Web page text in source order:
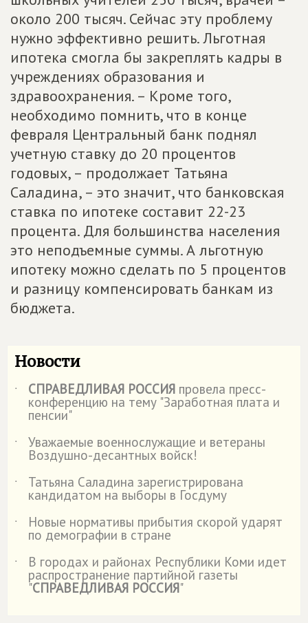
около 200 тысяч. Сейчас эту проблему
нужно эффективно решить. Льготная
ипотека смогла бы закреплять кадры в
учреждениях образования и
здравоохранения. – Кроме того,
необходимо помнить, что в конце
февраля Центральный банк поднял
учетную ставку до 20 процентов
годовых, – продолжает Татьяна
Саладина, – это значит, что банковская
ставка по ипотеке составит 22-23
процента. Для большинства населения
это неподъемные суммы. А льготную
ипотеку можно сделать по 5 процентов
и разницу компенсировать банкам из
бюджета.
Новости
˙ СПРАВЕДЛИВАЯ РОССИЯ провела пресс-
конференцию на тему "Заработная плата и
пенсии"
˙
Уважаемые военнослужащие и ветераны
Воздушно-десантных войск!
˙
Татьяна Саладина зарегистрирована
кандидатом на выборы в Госдуму
˙
Новые нормативы прибытия скорой ударят
по демографии в стране
˙
В городах и районах Республики Коми идет
распространение партийной газеты
"СПРАВЕДЛИВАЯ РОССИЯ"